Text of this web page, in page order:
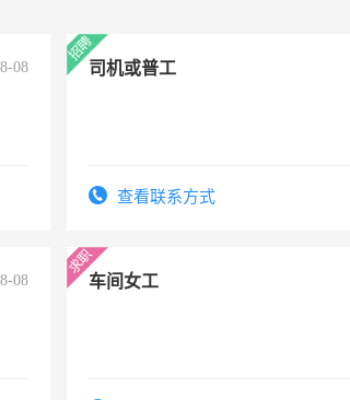
08 司机或普工
查看联系方式
08 车间女工